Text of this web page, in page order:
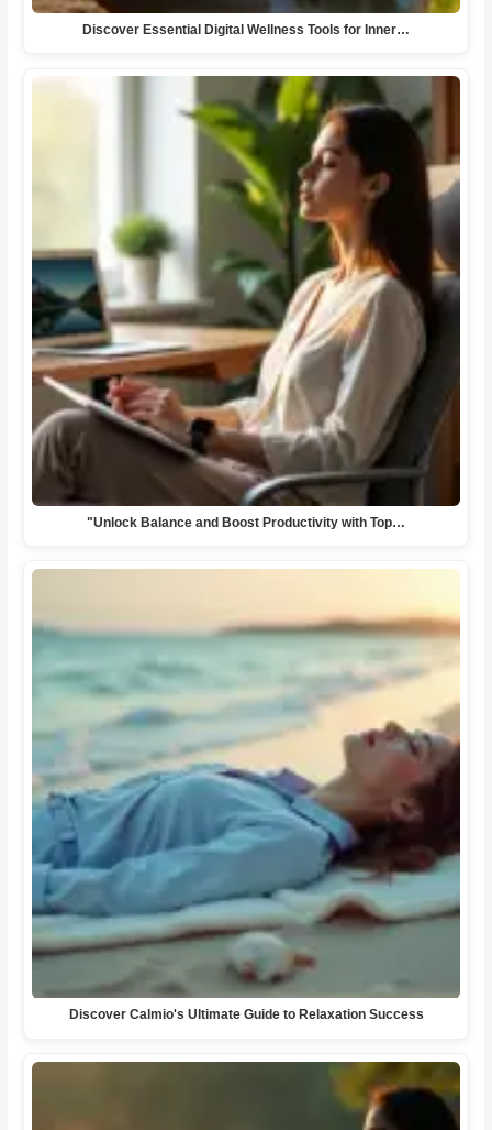
Discover Essential Digital Wellness Tools for Inner…
"Unlock Balance and Boost Productivity with Top…
Discover Calmio's Ultimate Guide to Relaxation Success